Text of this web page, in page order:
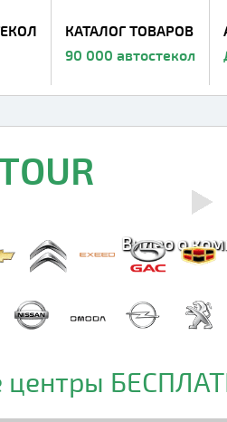
КАТАЛОГ ТОВАРОВ
90 000 автостекол
Видео о